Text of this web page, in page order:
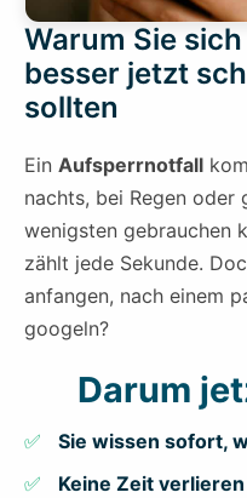
Warum Sie
besser jetzt
sollten
Ein Aufsperrnotfall
nachts, bei Regen oder
wenigsten gebrauchen
zählt jede Sekunde.
anfangen, nach einem
googeln?
Darum
Sie wissen sofort,
Keine Zeit